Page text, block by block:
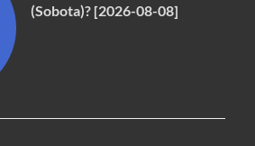
(Sobota)? [2026-08-08]